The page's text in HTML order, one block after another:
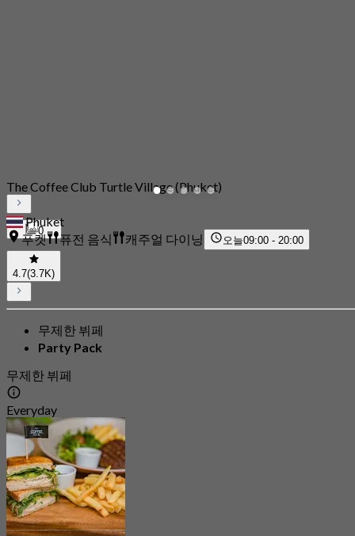
0
The Coffee Club Turtle Village (Phuket)
Phuket
푸켓
퓨전 음식 캐주얼 다이닝 오늘09:00 - 20:00
4.7(3.7K)
무제한 뷔페
Party Pack
무제한 뷔페
Everyday